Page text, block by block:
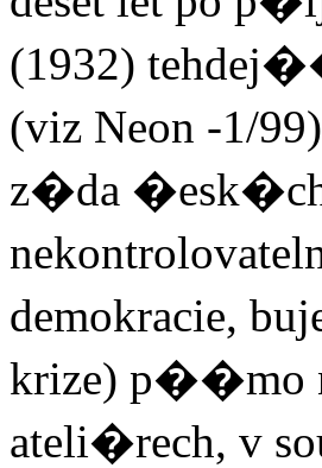
(1932)
(viz Neon -1/
z�da
demokracie,
krize) p��mo
ateli�rech, v